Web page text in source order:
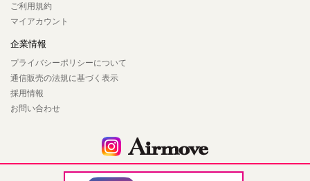
ご利用規約
マイアカウント
企業情報
プライバシーポリシーについて
通信販売の法規に基づく表示
採用情報
お問い合わせ